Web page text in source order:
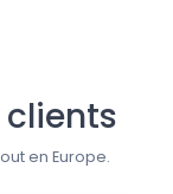
en Europe.